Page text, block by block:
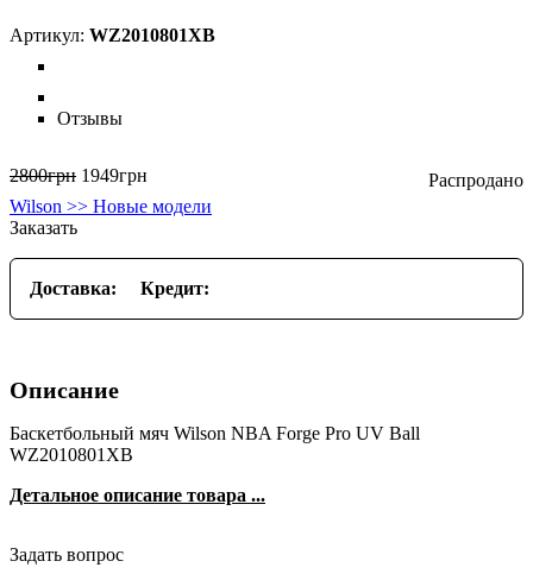
WZ2010801XB
Отзывы
2800грн 1949грн
Wilson >> Новые модели
Заказать
Доставка: Кредит:
Описание
Баскетбольный мяч Wilson NBA Forge Pro UV Ball
WZ2010801XB
Детальное описание товара ...
Задать вопрос